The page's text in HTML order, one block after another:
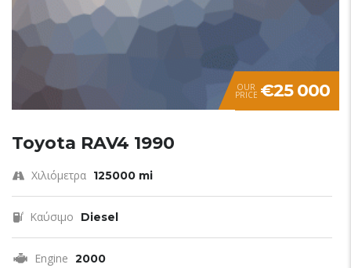
OUR
PRICE €25 000
Toyota RAV4 1990
Χιλιόμετρα 125000 mi
Καύσιμο Diesel
Engine 2000